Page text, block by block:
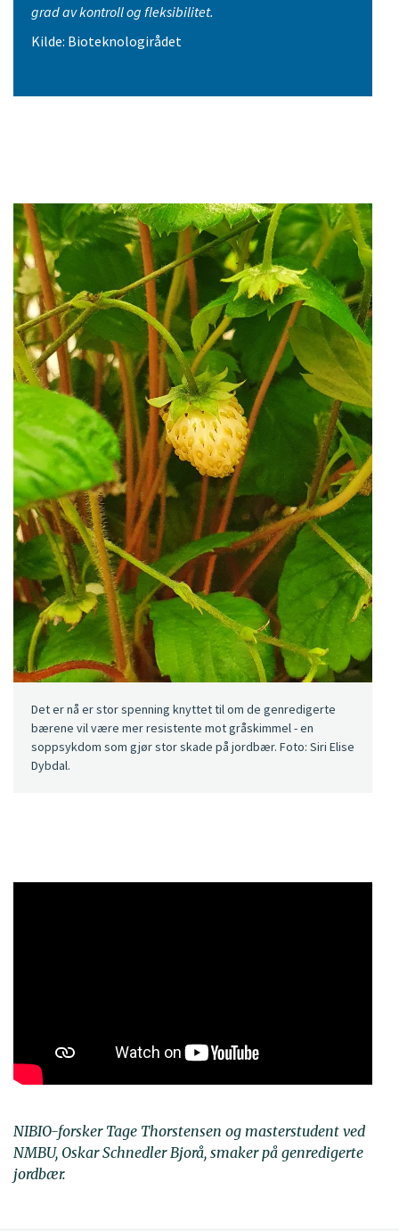
grad av kontroll og fleksibilitet.
Kilde: Bioteknologirådet
Det er nå er stor spenning knyttet til om de genredigerte
bærene vil være mer resistente mot gråskimmel - en
soppsykdom som gjør stor skade på jordbær. Foto: Siri Elise
Dybdal.
NIBIO-forsker Tage Thorstensen og masterstudent ved
NMBU, Oskar Schnedler Bjorå, smaker på genredigerte
jordbær.